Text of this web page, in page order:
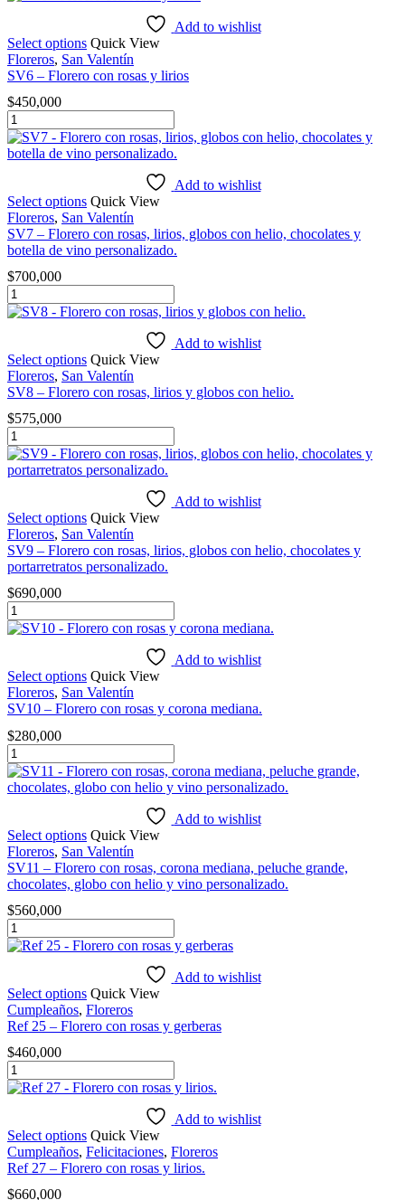
cantidad
Add to wishlist
Select options Quick View
Floreros, San Valentín
SV6 – Florero con rosas y lirios
$450,000
SV6
-
Florero
y
lirios
cantidad
Add to wishlist
Select options Quick View
Floreros, San Valentín
SV7 – Florero con rosas, lirios, globos con helio, chocolates y
botella de vino personalizado.
$700,000
SV7
-
rosas,
lirios,
globos
helio,
chocolates
y
botella
personalizado.
cantidad
Add to wishlist
Select options Quick View
Floreros, San Valentín
SV8 – Florero con rosas, lirios y globos con helio.
$575,000
SV8
-
Florero
con
lirios
y
globos
con
cantidad
Add to wishlist
Select options Quick View
Floreros, San Valentín
SV9 – Florero con rosas, lirios, globos con helio, chocolates y
portarretratos personalizado.
$690,000
SV9
-
rosas,
lirios,
globos
helio,
chocolates
y
portarretratos
Add to wishlist
Select options Quick View
Floreros, San Valentín
SV10 – Florero con rosas y corona mediana.
$280,000
SV10
-
Florero
y
corona
mediana.
cantidad
Add to wishlist
Select options Quick View
Floreros, San Valentín
SV11 – Florero con rosas, corona mediana, peluche grande,
chocolates, globo con helio y vino personalizado.
$560,000
SV11
-
rosas,
corona
mediana,
grande,
chocolates,
globo
y
vino
personalizado.
cantidad
Add to wishlist
Select options Quick View
Cumpleaños, Floreros
Ref 25 – Florero con rosas y gerberas
$460,000
Ref
25
con
rosas
y
Add to wishlist
Select options Quick View
Cumpleaños, Felicitaciones, Floreros
Ref 27 – Florero con rosas y lirios.
$660,000